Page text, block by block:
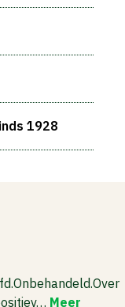
1928
Meer